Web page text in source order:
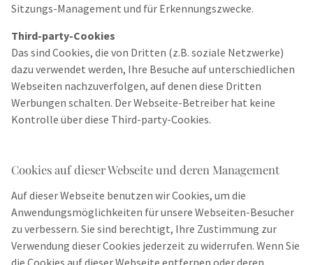
Sitzungs-Management und für Erkennungszwecke.
Third-party-Cookies
Das sind Cookies, die von Dritten (z.B. soziale Netzwerke)
dazu verwendet werden, Ihre Besuche auf unterschiedlichen
Webseiten nachzuverfolgen, auf denen diese Dritten
Werbungen schalten. Der Webseite-Betreiber hat keine
Kontrolle über diese Third-party-Cookies.
Cookies auf dieser Webseite und deren Management
Auf dieser Webseite benutzen wir Cookies, um die
Anwendungsmöglichkeiten für unsere Webseiten-Besucher
zu verbessern. Sie sind berechtigt, Ihre Zustimmung zur
Verwendung dieser Cookies jederzeit zu widerrufen. Wenn Sie
die Cookies auf dieser Webseite entfernen oder deren